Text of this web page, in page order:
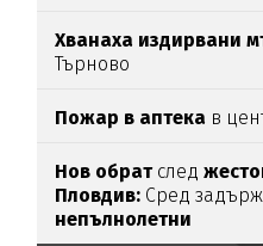
Хванаха издирвани
Търново
Пожар в аптека в
Нов обрат след
Пловдив: Сред
непълнолетни